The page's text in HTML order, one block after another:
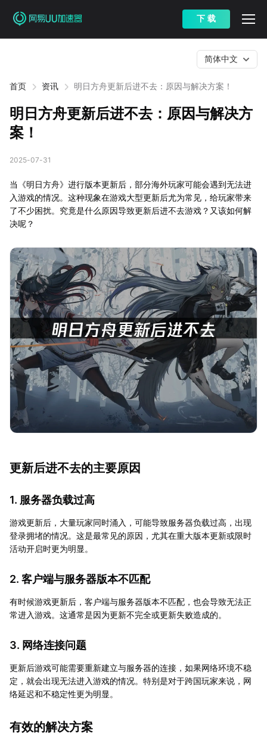
下 载
首页 资讯 明日方舟更新后进不去：原因与解决方案！
简体中文
明日方舟更新后进不去：原因与解决方
案！
2025-07-31
当《明日方舟》进行版本更新后，部分海外玩家可能会遇到无法进
入游戏的情况。这种现象在游戏大型更新后尤为常见，给玩家带来
了不少困扰。究竟是什么原因导致更新后进不去游戏？又该如何解
决呢？
更新后进不去的主要原因
1. 服务器负载过高
游戏更新后，大量玩家同时涌入，可能导致服务器负载过高，出现
登录拥堵的情况。这是最常见的原因，尤其在重大版本更新或限时
活动开启时更为明显。
2. 客户端与服务器版本不匹配
有时候游戏更新后，客户端与服务器版本不匹配，也会导致无法正
常进入游戏。这通常是因为更新不完全或更新失败造成的。
3. 网络连接问题
更新后游戏可能需要重新建立与服务器的连接，如果网络环境不稳
定，就会出现无法进入游戏的情况。特别是对于跨国玩家来说，网
络延迟和不稳定性更为明显。
有效的解决方案